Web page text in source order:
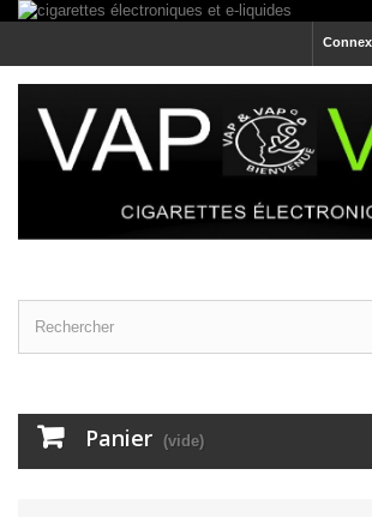
Panier (vide)